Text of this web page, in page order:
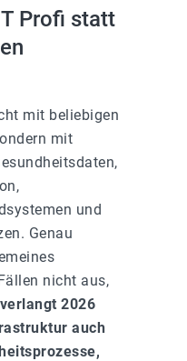
Profi statt
mit beliebigen
mit
und
Genau
nicht aus,
2026
auch